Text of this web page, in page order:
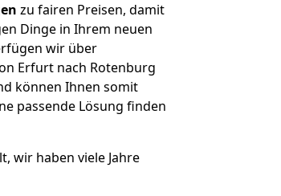
zu fairen Preisen, damit
Dinge in Ihrem neuen
wir über
Erfurt nach Rotenburg
können Ihnen somit
passende Lösung finden
wir haben viele Jahre